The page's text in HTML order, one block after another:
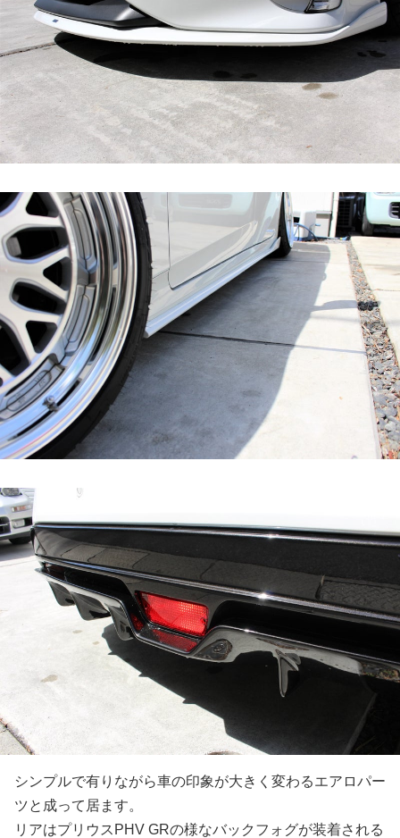
シンプルで有りながら車の印象が大きく変わるエアロパー
ツと成って居ます。
リアはプリウスPHV GRの様なバックフォグが装着される